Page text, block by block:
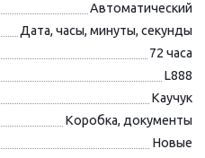
Автоматический
Дата, часы, минуты, секунды
72 часа
L888
Каучук
Коробка, документы
Новые